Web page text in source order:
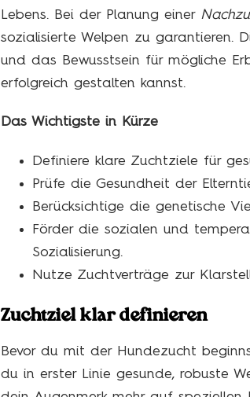
Lebens. Bei der Planung einer
sozialisierte Welpen zu garantieren.
und das Bewusstsein für mögliche
erfolgreich gestalten kannst.
Das Wichtigste in Kürze
Definiere klare Zuchtziele für
Prüfe die Gesundheit der
Berücksichtige die genetische
Förder die sozialen und
Sozialisierung.
Nutze Zuchtverträge zur
Zuchtziel klar definieren
Bevor du mit der Hundezucht
du in erster Linie gesunde, robuste